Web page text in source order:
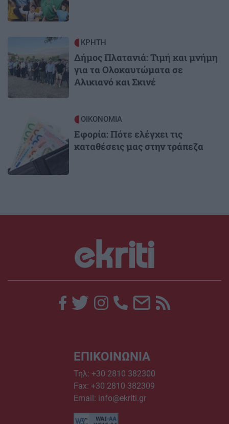
ΚΡΗΤΗ
Δήμος Πλατανιά: Τιμή και μνήμη
για τα Ολοκαυτώματα σε
Αλικιανό και Σκινέ
ΟΙΚΟΝΟΜΙΑ
Εφορία: Πότε ελέγχει τις
καταθέσεις μας στην τράπεζα
ΕΠΙΚΟΙΝΩΝΙΑ
Τηλ: +30 2810 382300
Fax: +30 2810 382309
Email: info@ekriti.gr